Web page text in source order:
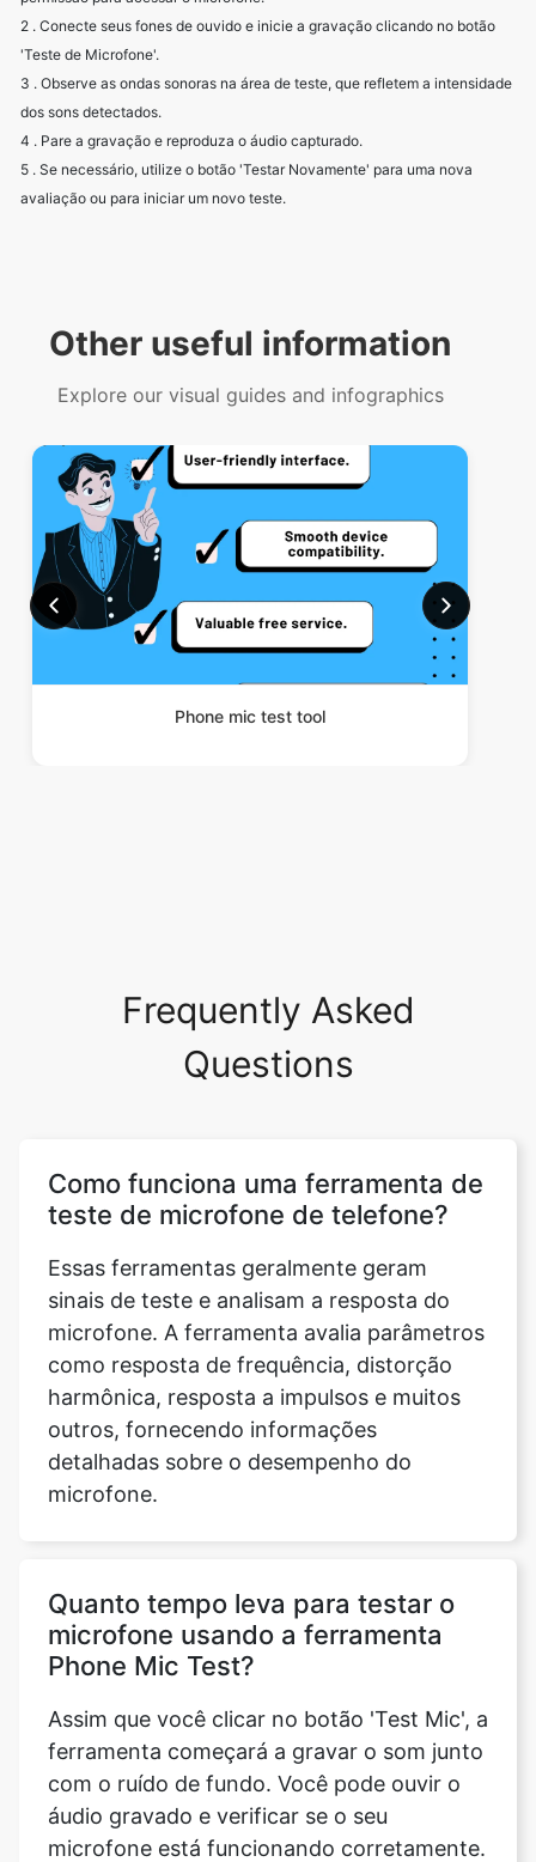
2 . Conecte seus fones de ouvido e inicie a gravação clicando no botão
'Teste de Microfone'.
3 . Observe as ondas sonoras na área de teste, que refletem a intensidade
dos sons detectados.
4 . Pare a gravação e reproduza o áudio capturado.
5 . Se necessário, utilize o botão 'Testar Novamente' para uma nova
avaliação ou para iniciar um novo teste.
Other useful information
Explore our visual guides and infographics
Phone mic test tool
Frequently Asked
Questions
Como funciona uma ferramenta de
teste de microfone de telefone?
Essas ferramentas geralmente geram
sinais de teste e analisam a resposta do
microfone. A ferramenta avalia parâmetros
como resposta de frequência, distorção
harmônica, resposta a impulsos e muitos
outros, fornecendo informações
detalhadas sobre o desempenho do
microfone.
Quanto tempo leva para testar o
microfone usando a ferramenta
Phone Mic Test?
Assim que você clicar no botão 'Test Mic', a
ferramenta começará a gravar o som junto
com o ruído de fundo. Você pode ouvir o
áudio gravado e verificar se o seu
microfone está funcionando corretamente.